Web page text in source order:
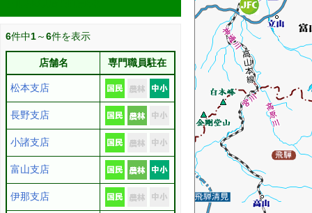
6件中1～6件を表示
店舗名 専門職員駐在
松本支店
長野支店
小諸支店
富山支店
伊那支店